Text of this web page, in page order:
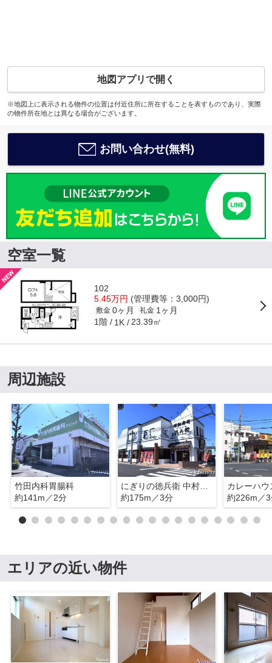
地図アプリで開く
※地図上に表示される物件の位置は付近住所に所在することを表すものであり、実際
の物件所在地とは異なる場合がございます。
お問い合わせ(無料)
空室一覧
102
5.45万円 (管理費等：3,000円)
敷金 0ヶ月 礼金 1ヶ月
1階 1K 23.39㎡
周辺施設
竹田内科胃腸科
約141m／2分
にぎりの徳兵衛 中村豊国店
約175m／3分
約226m／
エリアの近い物件